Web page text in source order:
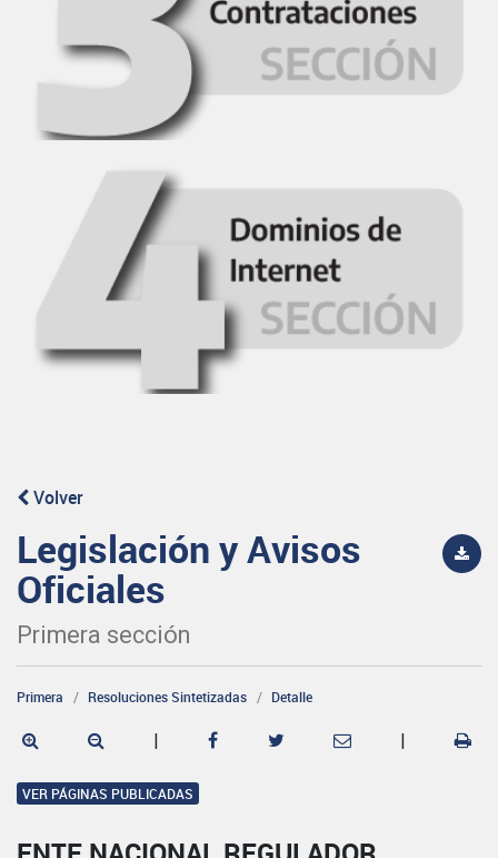
Volver
Legislación y Avisos
Oficiales
Primera sección
Primera Resoluciones Sintetizadas Detalle
| |
VER PÁGINAS PUBLICADAS